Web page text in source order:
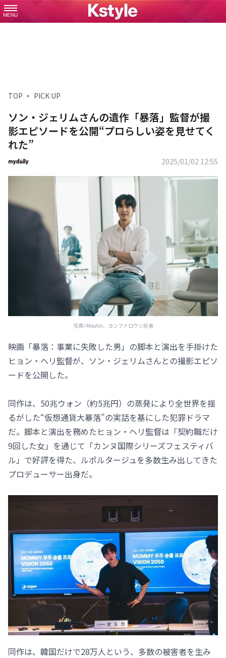
MENU
TOP PICK UP
ソン・ジェリムさんの遺作「暴落」監督が撮
影エピソードを公開“プロらしい姿を見せてく
れた”
2025/01/02 12:55
写真=MooAm、ヨンファロウン兄弟
映画「暴落：事業に失敗した男」の脚本と演出を手掛けた
ヒョン・ヘリ監督が、ソン・ジェリムさんとの撮影エピソ
ードを公開した。
同作は、50兆ウォン（約5兆円）の蒸発により全世界を揺
るがした“仮想通貨大暴落”の実話を基にした犯罪ドラマ
だ。脚本と演出を務めたヒョン・ヘリ監督は「契約職だけ
9回した女」を通じて「カンヌ国際シリーズフェスティバ
ル」で好評を得た、ルポルタージュを多数生み出してきた
プロデューサー出身だ。
同作は、韓国だけで28万人という、多数の被害者を生み